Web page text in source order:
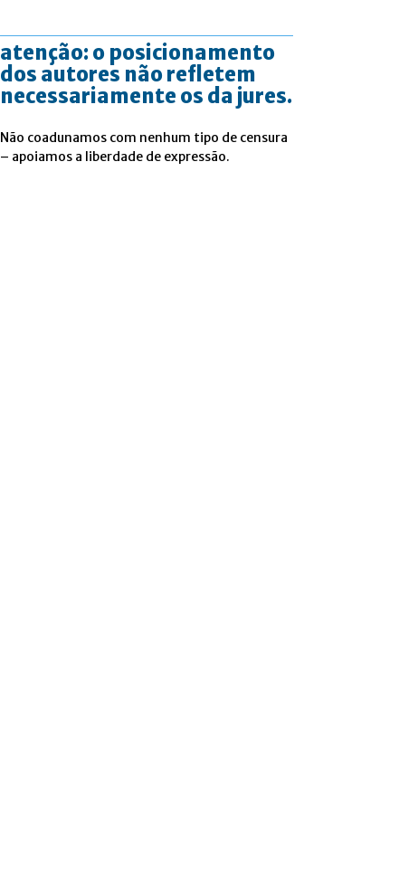
atenção: o posicionamento
dos autores não refletem
necessariamente os da jures.
Não coadunamos com nenhum tipo de censura
– apoiamos a liberdade de expressão.